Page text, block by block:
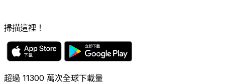
掃描這裡！
超過 11300 萬次全球下載量